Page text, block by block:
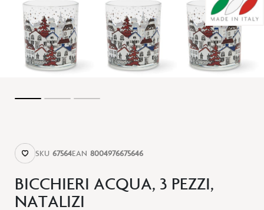
BICCHIERI ACQUA, 3 PEZZI,
NATALIZI
SKU 67564EAN 8004976675646